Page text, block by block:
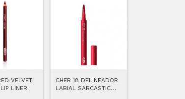
VELVET
LINER
CHER 18 DELINEADOR
LABIAL SARCASTIC